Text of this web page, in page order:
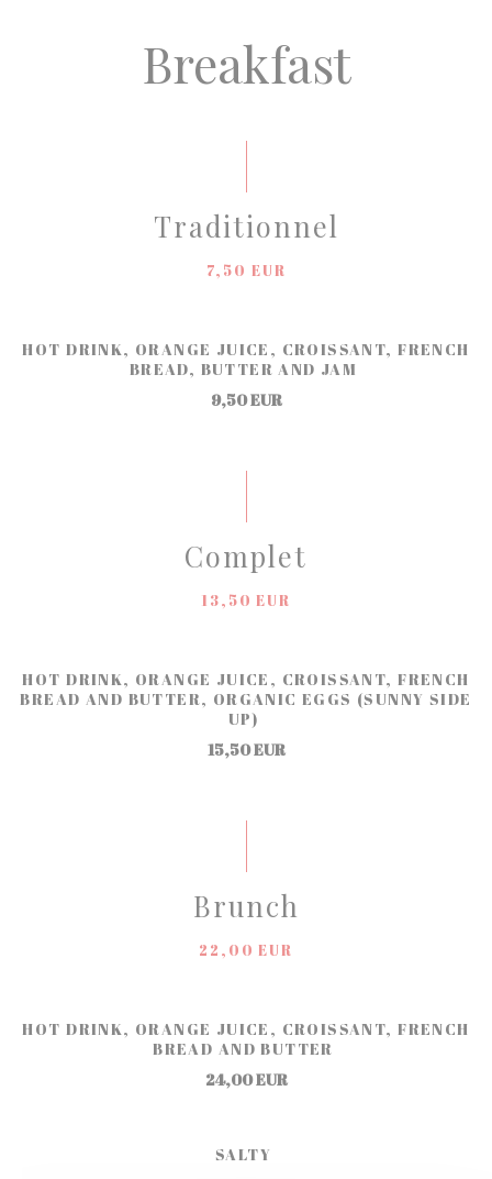
Breakfast
Traditionnel
7,50 EUR
HOT DRINK, ORANGE JUICE, CROISSANT, FRENCH
BREAD, BUTTER AND JAM
9,50 EUR
Complet
13,50 EUR
HOT DRINK, ORANGE JUICE, CROISSANT, FRENCH
BREAD AND BUTTER, ORGANIC EGGS (SUNNY SIDE
UP)
15,50 EUR
Brunch
22,00 EUR
HOT DRINK, ORANGE JUICE, CROISSANT, FRENCH
BREAD AND BUTTER
24,00 EUR
SALTY